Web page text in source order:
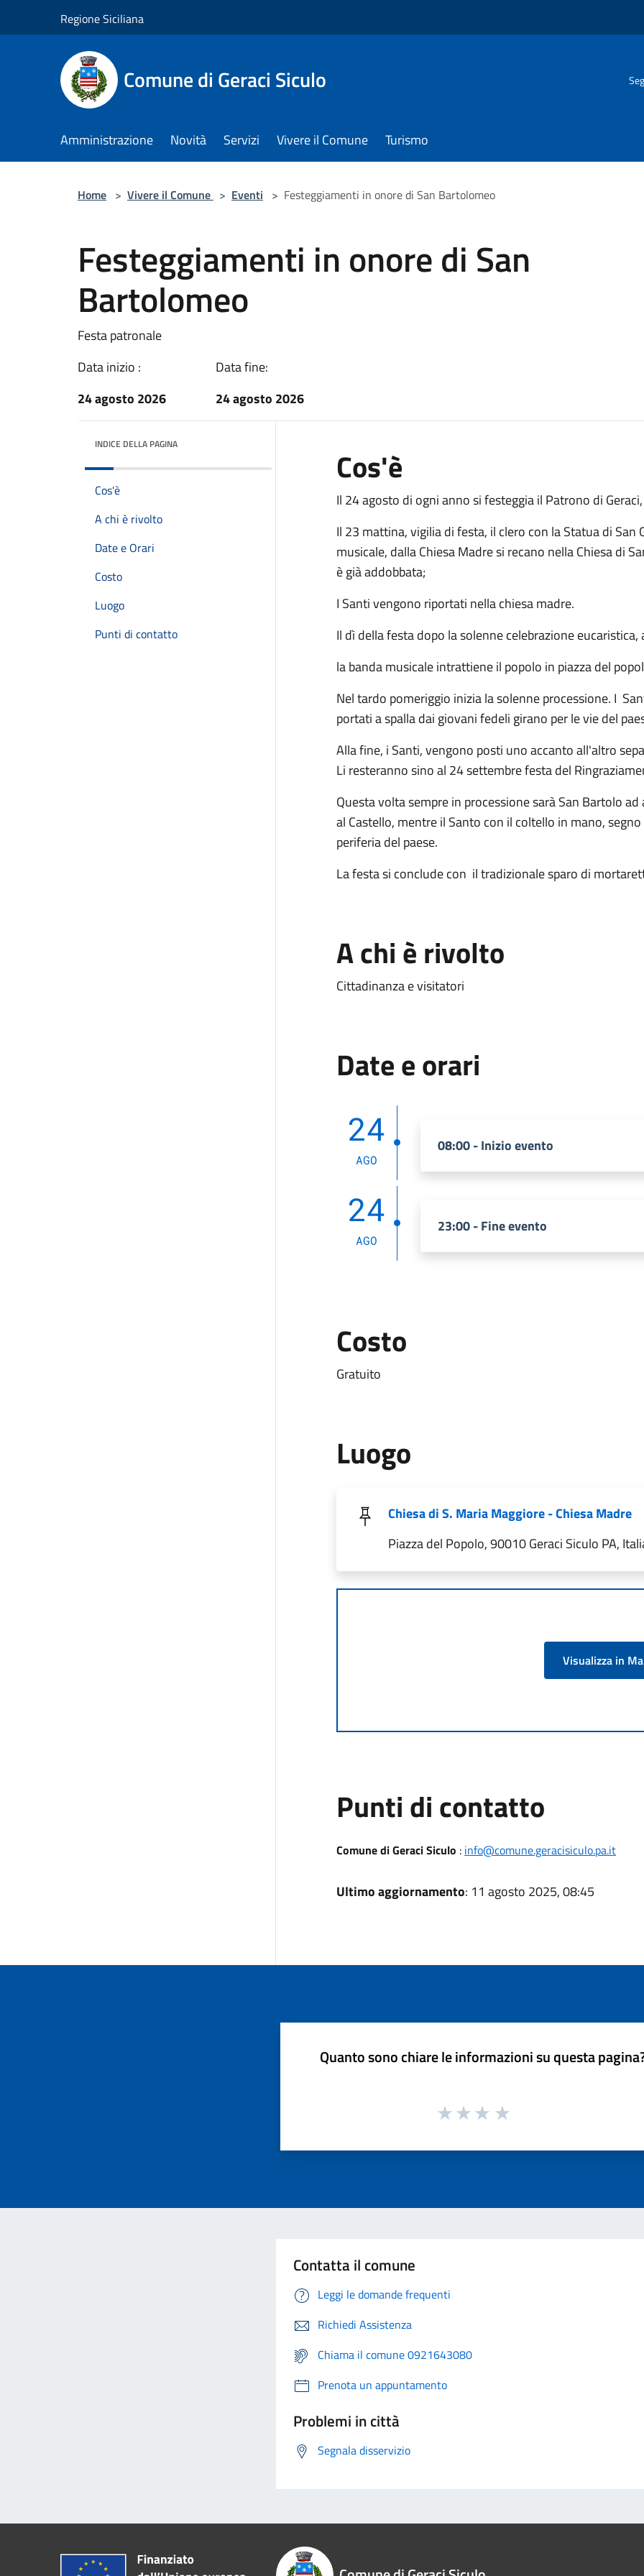
Regione Siciliana
Comune di Geraci Siculo
Amministrazione Novità Servizi Vivere il Comune Turismo
Home > Vivere il Comune > Eventi > Festeggiamenti in onore di San Bartolomeo
Festeggiamenti in onore di San
Bartolomeo
Festa patronale
Data inizio :
24 agosto 2026
Data fine:
24 agosto 2026
INDICE DELLA PAGINA
Cos'è
A chi è rivolto
Date e Orari
Costo
Luogo
Punti di contatto
Cos'è
Il 24 agosto di ogni anno si festeggia il Patrono di
Il 23 mattina, vigilia di festa, il clero con la Statua di
musicale, dalla Chiesa Madre si recano nella Chiesa di
è già addobbata;
I Santi vengono riportati nella chiesa madre.
Il dì della festa dopo la solenne celebrazione
la banda musicale intrattiene il popolo in piazza del
Nel tardo pomeriggio inizia la solenne processione. I
portati a spalla dai giovani fedeli girano per le vie del
Alla fine, i Santi, vengono posti uno accanto all'al­tro
Li resteranno sino al 24 settembre festa del
Questa volta sempre in processione sarà San Bartolo
al Castel­lo, mentre il Santo con il coltello in mano,
periferia del paese.
La festa si conclude con il tradizio­nale sparo di
A chi è rivolto
Cittadinanza e visitatori
Date e orari
24
AGO
08:00 - Inizio evento
24
AGO
23:00 - Fine evento
Costo
Gratuito
Luogo
Chiesa di S. Maria Maggiore - Chiesa Madre
Piazza del Popolo, 90010 Geraci Siculo PA,
Visualizza in
Punti di contatto
Comune di Geraci Siculo : info@comune.geracisiculo.pa.it
Ultimo aggiornamento: 11 agosto 2025, 08:45
Quanto sono chiare le informazioni su questa
Contatta il comune
Leggi le domande frequenti
Richiedi Assistenza
Chiama il comune 0921643080
Prenota un appuntamento
Problemi in città
Segnala disservizio